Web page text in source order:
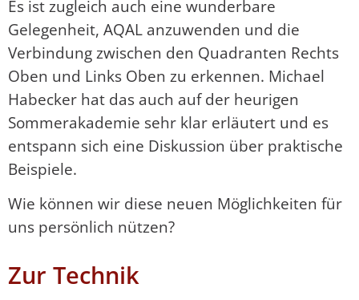
Es ist zugleich auch eine wunderbare
Gelegenheit, AQAL anzuwenden und die
Verbindung zwischen den Quadranten Rechts
Oben und Links Oben zu erkennen. Michael
Habecker hat das auch auf der heurigen
Sommerakademie sehr klar erläutert und es
entspann sich eine Diskussion über praktische
Beispiele.
Wie können wir diese neuen Möglichkeiten für
uns persönlich nützen?
Zur Technik